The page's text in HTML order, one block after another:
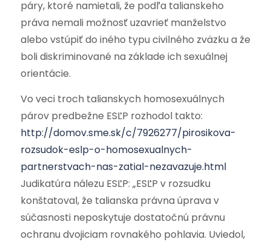
páry, ktoré namietali, že podľa talianskeho
práva nemali možnosť uzavrieť manželstvo
alebo vstúpiť do iného typu civilného zväzku a že
boli diskriminované na základe ich sexuálnej
orientácie.
Vo veci troch talianskych homosexuálnych
párov predbežne ESĽP rozhodol takto:
http://domov.sme.sk/c/7926277/pirosikova-
rozsudok-eslp-o-homosexualnych-
partnerstvach-nas-zatial-nezavazuje.html
Judikatúra nálezu ESĽP: „ESĽP v rozsudku
konštatoval, že talianska právna úprava v
súčasnosti neposkytuje dostatočnú právnu
ochranu dvojiciam rovnakého pohlavia. Uviedol,